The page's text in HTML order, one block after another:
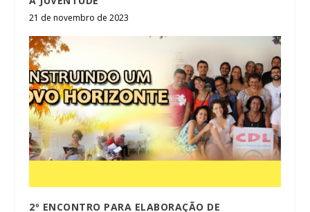
21 de novembro de 2023
2º ENCONTRO PARA ELABORAÇÃO DE